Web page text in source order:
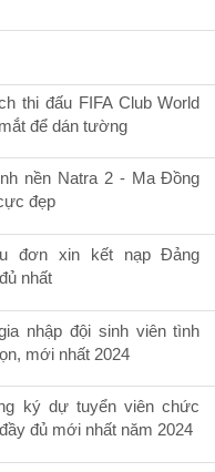
thi đấu FIFA Club World
để dán tường
nền Natra 2 - Ma Đồng
đẹp
đơn xin kết nạp Đảng
nhất
nhập đội sinh viên tình
mới nhất 2024
ký dự tuyển viên chức
đủ mới nhất năm 2024